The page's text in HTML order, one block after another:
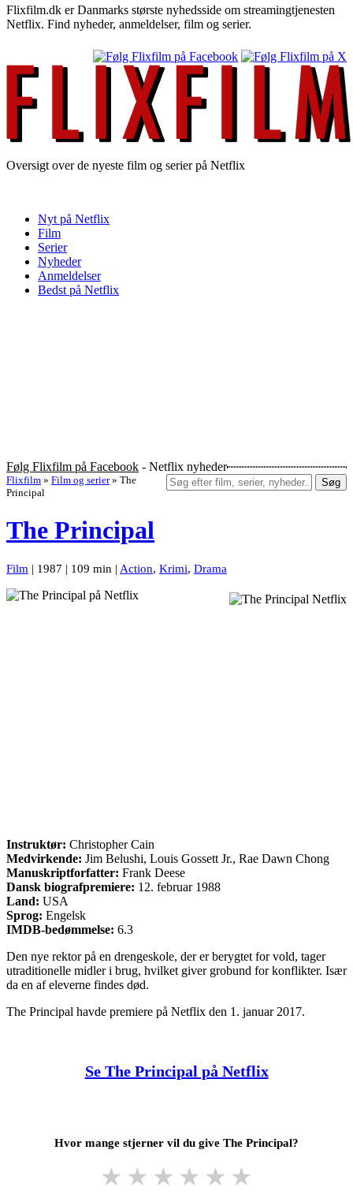
Flixfilm.dk er Danmarks største nyhedsside om streamingtjenesten
Netflix. Find nyheder, anmeldelser, film og serier.
Oversigt over de nyeste film og serier på Netflix
Nyt på Netflix
Film
Serier
Nyheder
Anmeldelser
Bedst på Netflix
Følg Flixfilm på Facebook - Netflix nyheder
Søg
Flixfilm » Film og serier » The
Principal
The Principal
Film | 1987 | 109 min | Action, Krimi, Drama
Instruktør: Christopher Cain
Medvirkende: Jim Belushi, Louis Gossett Jr., Rae Dawn Chong
Manuskriptforfatter: Frank Deese
Dansk biografpremiere: 12. februar 1988
Land: USA
Sprog: Engelsk
IMDB-bedømmelse: 6.3
Den nye rektor på en drengeskole, der er berygtet for vold, tager
utraditionelle midler i brug, hvilket giver grobund for konflikter. Især
da en af eleverne findes død.
The Principal havde premiere på Netflix den 1. januar 2017.
Se The Principal på Netflix
Hvor mange stjerner vil du give The Principal?
★ ★ ★ ★ ★ ★